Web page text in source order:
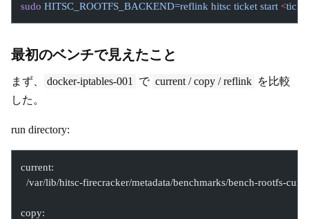
sudo HITSC_ROOTFS_BACKEND=reflink hitsc ticket start <
最初のベンチで見えたこと
まず、 docker-iptables-001 で current / copy / reflink を比較
した。
run directory:
current:
/var/lib/hitsc-firecracker/metadata/benchmarks/bench-rootfs-
copy: